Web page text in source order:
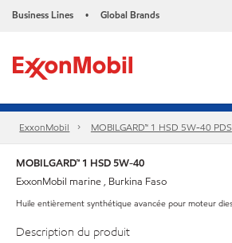
Business Lines • Global Brands
ExxonMobil MOBILGARD™ 1 HSD 5W-40 PDS
MOBILGARD™ 1 HSD 5W-40
ExxonMobil marine , Burkina Faso
Huile entièrement synthétique avancée pour moteur
Description du produit